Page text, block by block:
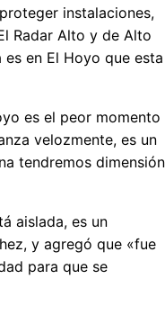
instalaciones,
Radar Alto y de Alto
en El Hoyo que esta
es el peor momento
velozmente, es un
tendremos dimensión
aislada, es un
y agregó que «fue
para que se